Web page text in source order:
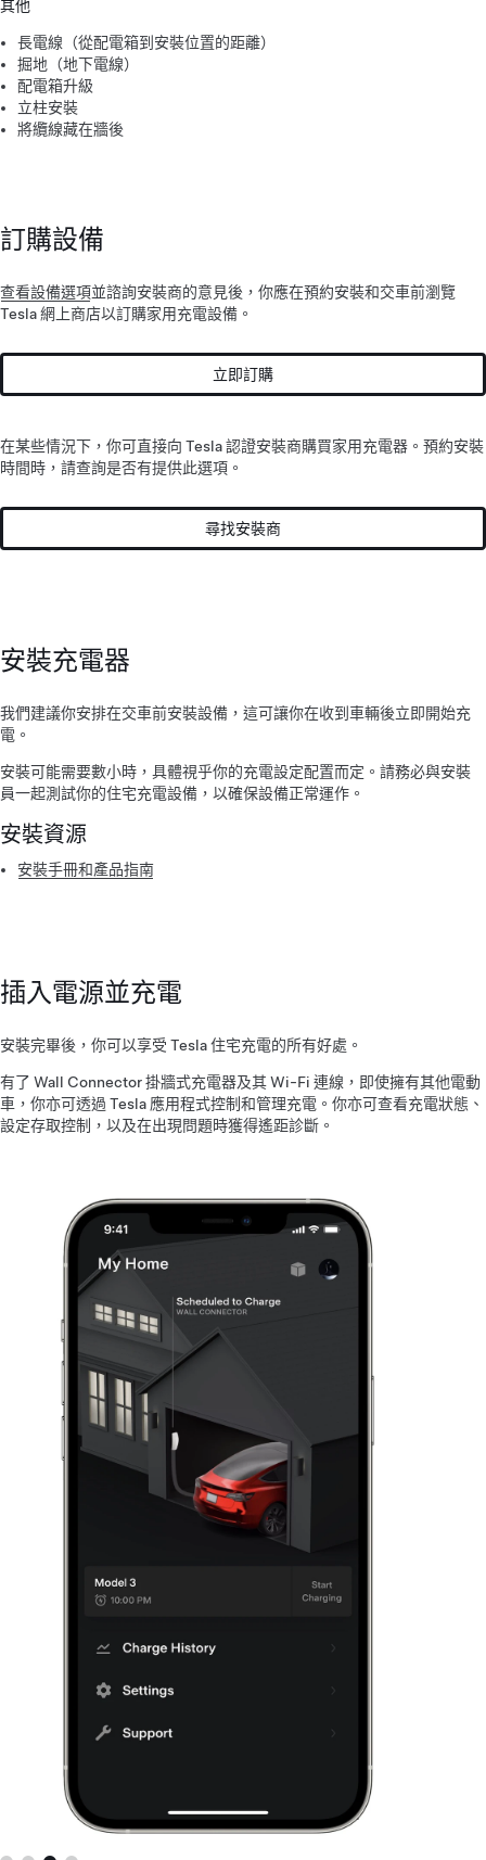
其他
長電線（從配電箱到安裝位置的距離）
掘地（地下電線）
配電箱升級
立柱安裝
將纜線藏在牆後
訂購設備
查看設備選項並諮詢安裝商的意見後，你應在預約安裝和交車前瀏覽
Tesla 網上商店以訂購家用充電設備。
立即訂購
在某些情況下，你可直接向 Tesla 認證安裝商購買家用充電器。預約安裝
時間時，請查詢是否有提供此選項。
尋找安裝商
安裝充電器
我們建議你安排在交車前安裝設備，這可讓你在收到車輛後立即開始充
電。
安裝可能需要數小時，具體視乎你的充電設定配置而定。請務必與安裝
員一起測試你的住宅充電設備，以確保設備正常運作。
安裝資源
安裝手冊和產品指南
插入電源並充電
安裝完畢後，你可以享受 Tesla 住宅充電的所有好處。
有了 Wall Connector 掛牆式充電器及其 Wi-Fi 連線，即使擁有其他電動
車，你亦可透過 Tesla 應用程式控制和管理充電。你亦可查看充電狀態、
設定存取控制，以及在出現問題時獲得遙距診斷。